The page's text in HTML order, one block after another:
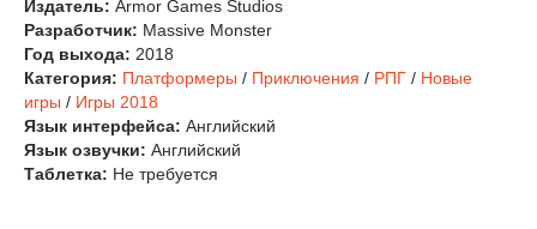
Издатель: Armor Games Studios
Разработчик: Massive Monster
Год выхода: 2018
Категория: Платформеры / Приключения / РПГ / Новые
игры / Игры 2018
Язык интерфейса: Английский
Язык озвучки: Английский
Таблетка: Не требуется